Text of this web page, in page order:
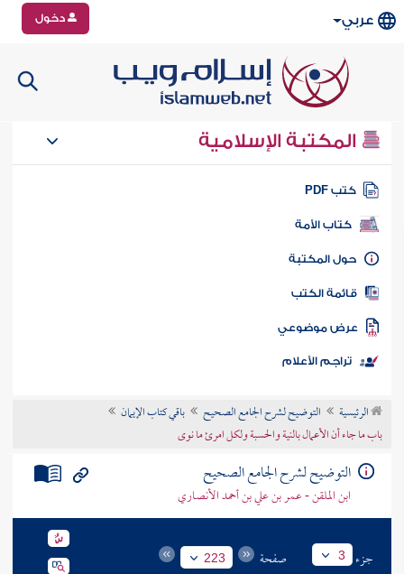
عربي دخول
المكتبة الإسلامية
كتب PDF
كتاب الأمة
المكتبة
الكتب
موضوعي
تراجم الأعلام
الرئيسية التوضيح لشرح الجامع الصحيح
باقي كتاب الإيمان
باب ما جاء أن الأعمال بالنية والحسبة ولكل امرئ ما نوى
التوضيح لشرح الجامع الصحيح
ابن الملقن - عمر بن علي بن أحمد الأنصاري
جزء 3 صفحة 223